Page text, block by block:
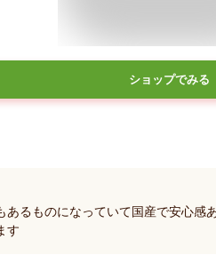
ショップでみる
あるものになっていて国産で安心感
す